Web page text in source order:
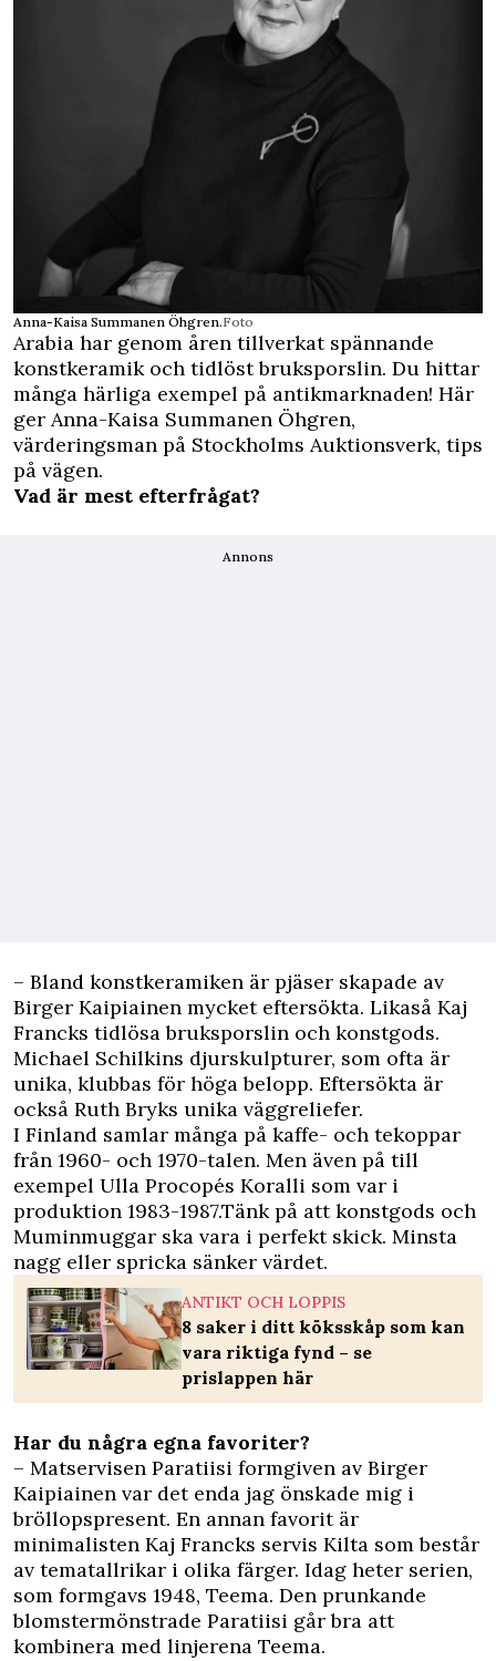
Anna-Kaisa Summanen Öhgren.Foto
Arabia har genom åren tillverkat spännande
konstkeramik och tidlöst bruksporslin. Du hittar
många härliga exempel på antikmarknaden! Här
ger Anna-Kaisa Summanen Öhgren,
värderingsman på Stockholms Auktionsverk, tips
på vägen.
Vad är mest efterfrågat?
Annons
– Bland konstkeramiken är pjäser skapade av
Birger Kaipiainen mycket eftersökta. Likaså Kaj
Francks tidlösa bruksporslin och konstgods.
Michael Schilkins djurskulpturer, som ofta är
unika, klubbas för höga belopp. Eftersökta är
också Ruth Bryks unika väggreliefer.
I Finland samlar många på kaffe- och tekoppar
från 1960- och 1970-talen. Men även på till
exempel Ulla Procopés Koralli som var i
produktion 1983-1987.Tänk på att konstgods och
Muminmuggar ska vara i perfekt skick. Minsta
nagg eller spricka sänker värdet.
ANTIKT OCH LOPPIS
8 saker i ditt köksskåp som kan
vara riktiga fynd – se
prislappen här
Har du några egna favoriter?
– Matservisen Paratiisi formgiven av Birger
Kaipiainen var det enda jag önskade mig i
bröllopspresent. En annan favorit är
minimalisten Kaj Francks servis Kilta som består
av tematallrikar i olika färger. Idag heter serien,
som formgavs 1948, Teema. Den prunkande
blomstermönstrade Paratiisi går bra att
kombinera med linjerena Teema.